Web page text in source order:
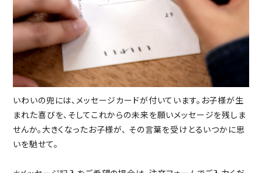
いわいの兜には、メッセージカードが付いています。お子様が生
まれた喜びを、そしてこれからの未来を願いメッセージを残しま
せんか。大きくなったお子様が、 その言葉を受けとるいつかに思
いを馳せて。